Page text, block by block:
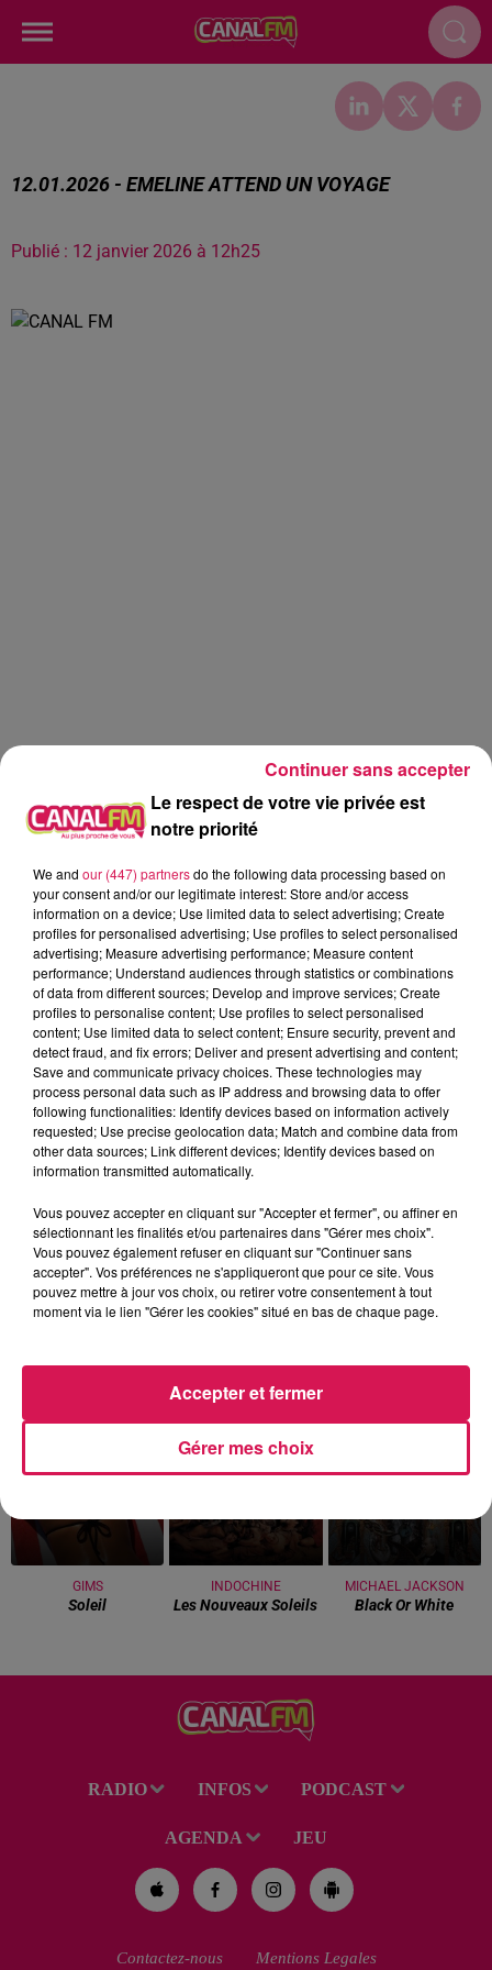
12.01.2026 - EMELINE ATTEND UN VOYAGE
Publié : 12 janvier 2026 à 12h25
Canal fm
Geoffrey Deloux
La Ligne des Auditeurs
0:00 2 min 26 sec
12 janvier 2026 - 2 min 26 sec
12.01.2026 - EMELINE ATTEND UN VOYAGE
Revivez les meilleurs moments de la Ligne des Auditeurs
GIMS
Soleil
9h10
9h10
INDOCHINE
Les Nouveaux Soleils
MICHAEL JACKSON
Black Or White
RADIO INFOS PODCAST
AGENDA JEU
Contactez-nous Mentions Legales
Le respect de votre vie privée est
notre priorité
We and our (447) partnersdo the following data processing based on
your consent and/or our legitimate interest: Store and/or access
information on a device; Use limited data to select advertising; Create
profiles for personalised advertising; Use profiles to select personalised
advertising; Measure advertising performance; Measure content
performance; Understand audiences through statistics or combinations
of data from different sources; Develop and improve services; Create
profiles to personalise content; Use profiles to select personalised
content; Use limited data to select content; Ensure security, prevent and
detect fraud, and fix errors; Deliver and present advertising and content;
Save and communicate privacy choices. These technologies may
process personal data such as IP address and browsing data to offer
following functionalities: Identify devices based on information actively
requested; Use precise geolocation data; Match and combine data from
other data sources; Link different devices; Identify devices based on
information transmitted automatically.
Vous pouvez accepter en cliquant sur "Accepter et fermer", ou affiner en
sélectionnant les finalités et/ou partenaires dans "Gérer mes choix".
Vous pouvez également refuser en cliquant sur "Continuer sans
accepter". Vos préférences ne s'appliqueront que pour ce site. Vous
pouvez mettre à jour vos choix, ou retirer votre consentement à tout
moment via le lien "Gérer les cookies" situé en bas de chaque page.
Gérer mes choix
Accepter et fermer
Continuer sans accepter